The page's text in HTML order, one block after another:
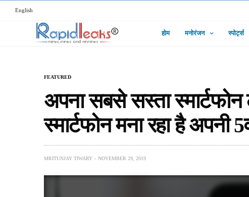
English
होम मनोरंजन स्पोर्ट्स
FEATURED
अपना सबसे सस्ता
स्मार्टफोन मना रहा है अपनी
MRITUNJAY TIWARY NOVEMBER 29, 2019